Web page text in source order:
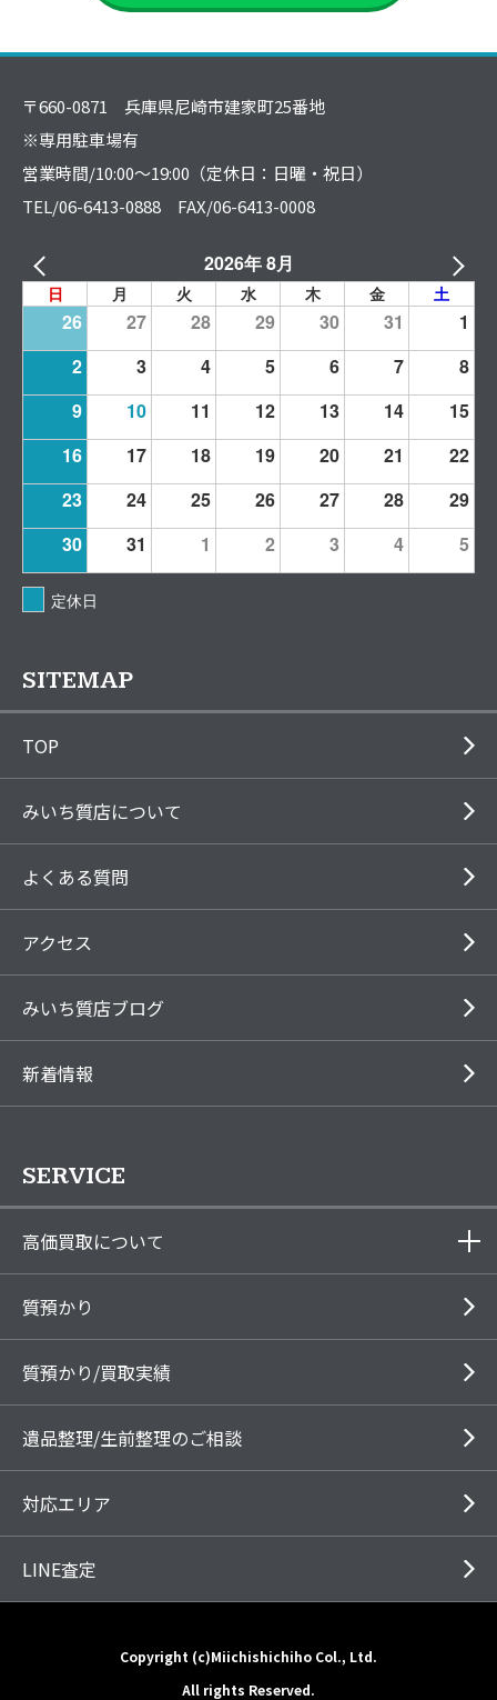
〒660-0871 兵庫県尼崎市建家町25番地
※専用駐車場有
営業時間/10:00～19:00（定休日：日曜・祝日）
TEL/06-6413-0888 FAX/06-6413-0008
2026年 8月
日 月 火 水 木 金 土
26 27 28 29 30 31
1
2
3 4 5 6 7
8
9
10 11 12 13 14
15
16
17 18 19 20 21
22
23
24 25 26 27 28
29
30
31 1 2 3 4 5
定休日
SITEMAP
TOP
みいち質店について
よくある質問
アクセス
みいち質店ブログ
新着情報
SERVICE
高価買取について
質預かり
質預かり/買取実績
遺品整理/生前整理のご相談
対応エリア
LINE査定
Copyright (c)Miichishichiho Col., Ltd.
All rights Reserved.